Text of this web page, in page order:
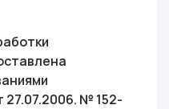
27.07.2006. № 152-